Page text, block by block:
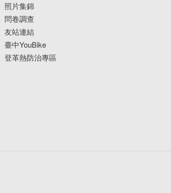
照片集錦
問卷調查
友站連結
臺中YouBike
登革熱防治專區